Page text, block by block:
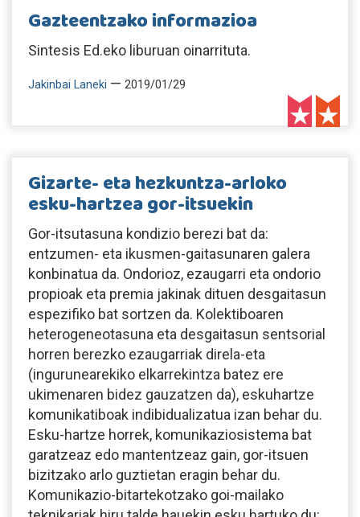
Gazteentzako informazioa
Sintesis Ed.eko liburuan oinarrituta.
Jakinbai Laneki — 2019/01/29
Gizarte- eta hezkuntza-arloko
esku-hartzea gor-itsuekin
Gor-itsutasuna kondizio berezi bat da:
entzumen- eta ikusmen-gaitasunaren galera
konbinatua da. Ondorioz, ezaugarri eta ondorio
propioak eta premia jakinak dituen desgaitasun
espezifiko bat sortzen da. Kolektiboaren
heterogeneotasuna eta desgaitasun sentsorial
horren berezko ezaugarriak direla-eta
(ingurunearekiko elkarrekintza batez ere
ukimenaren bidez gauzatzen da), eskuhartze
komunikatiboak indibidualizatua izan behar du.
Esku-hartze horrek, komunikaziosistema bat
garatzeaz edo mantentzeaz gain, gor-itsuen
bizitzako arlo guztietan eragin behar du.
Komunikazio-bitartekotzako goi-mailako